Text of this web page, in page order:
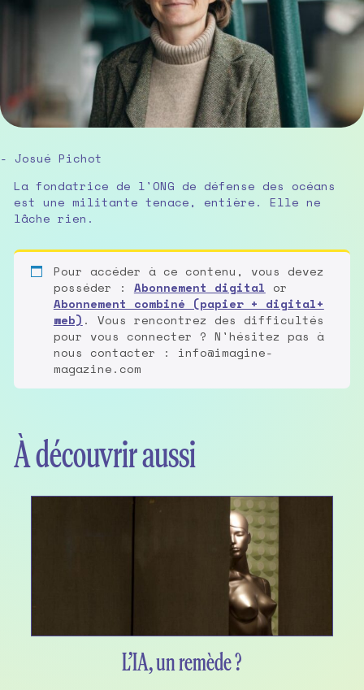
- Josué Pichot
La fondatrice de l'ONG de défense des océans
est une militante tenace, entière. Elle ne
lâche rien.
Pour accéder à ce contenu, vous devez
posséder : Abonnement digital or
Abonnement combiné (papier + digital+
web) . Vous rencontrez des difficultés
pour vous connecter ? N'hésitez pas à
nous contacter : info@imagine-
magazine.com
À découvrir aussi
L’IA, un remède ?